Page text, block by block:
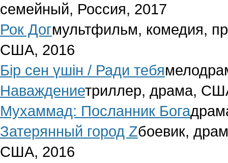
семейный, Россия, 2017
Рок Догмультфильм, комедия,
США, 2016
Бір сен үшін / Ради тебя
Наваждениетриллер, драма,
Мухаммад: Посланник Бога
Затерянный город Zбоевик,
США, 2016